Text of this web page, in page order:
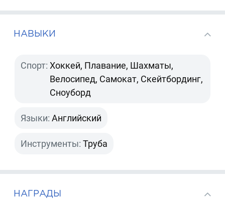
НАВЫКИ
Спорт: Хоккей, Плавание, Шахматы,
Велосипед, Самокат, Скейтбординг,
Сноуборд
Языки: Английский
Инструменты: Труба
НАГРАДЫ